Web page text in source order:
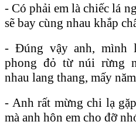
- Có phải em là chiếc lá
sẽ bay cùng nhau khắp
- Đúng vậy anh, mình
phong đỏ từ núi rừng
nhau lang thang, mấy
- Anh rất mừng chi lạ
mà anh hôn em cho đỡ